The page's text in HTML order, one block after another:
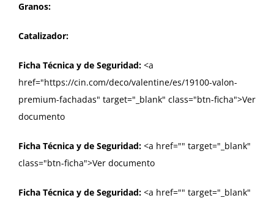
Granos:
Catalizador:
Ficha Técnica y de Seguridad: <a
href="https://cin.com/deco/valentine/es/19100-valon-
premium-fachadas" target="_blank" class="btn-ficha">Ver
documento
Ficha Técnica y de Seguridad: <a href="" target="_blank"
class="btn-ficha">Ver documento
Ficha Técnica y de Seguridad: <a href="" target="_blank"